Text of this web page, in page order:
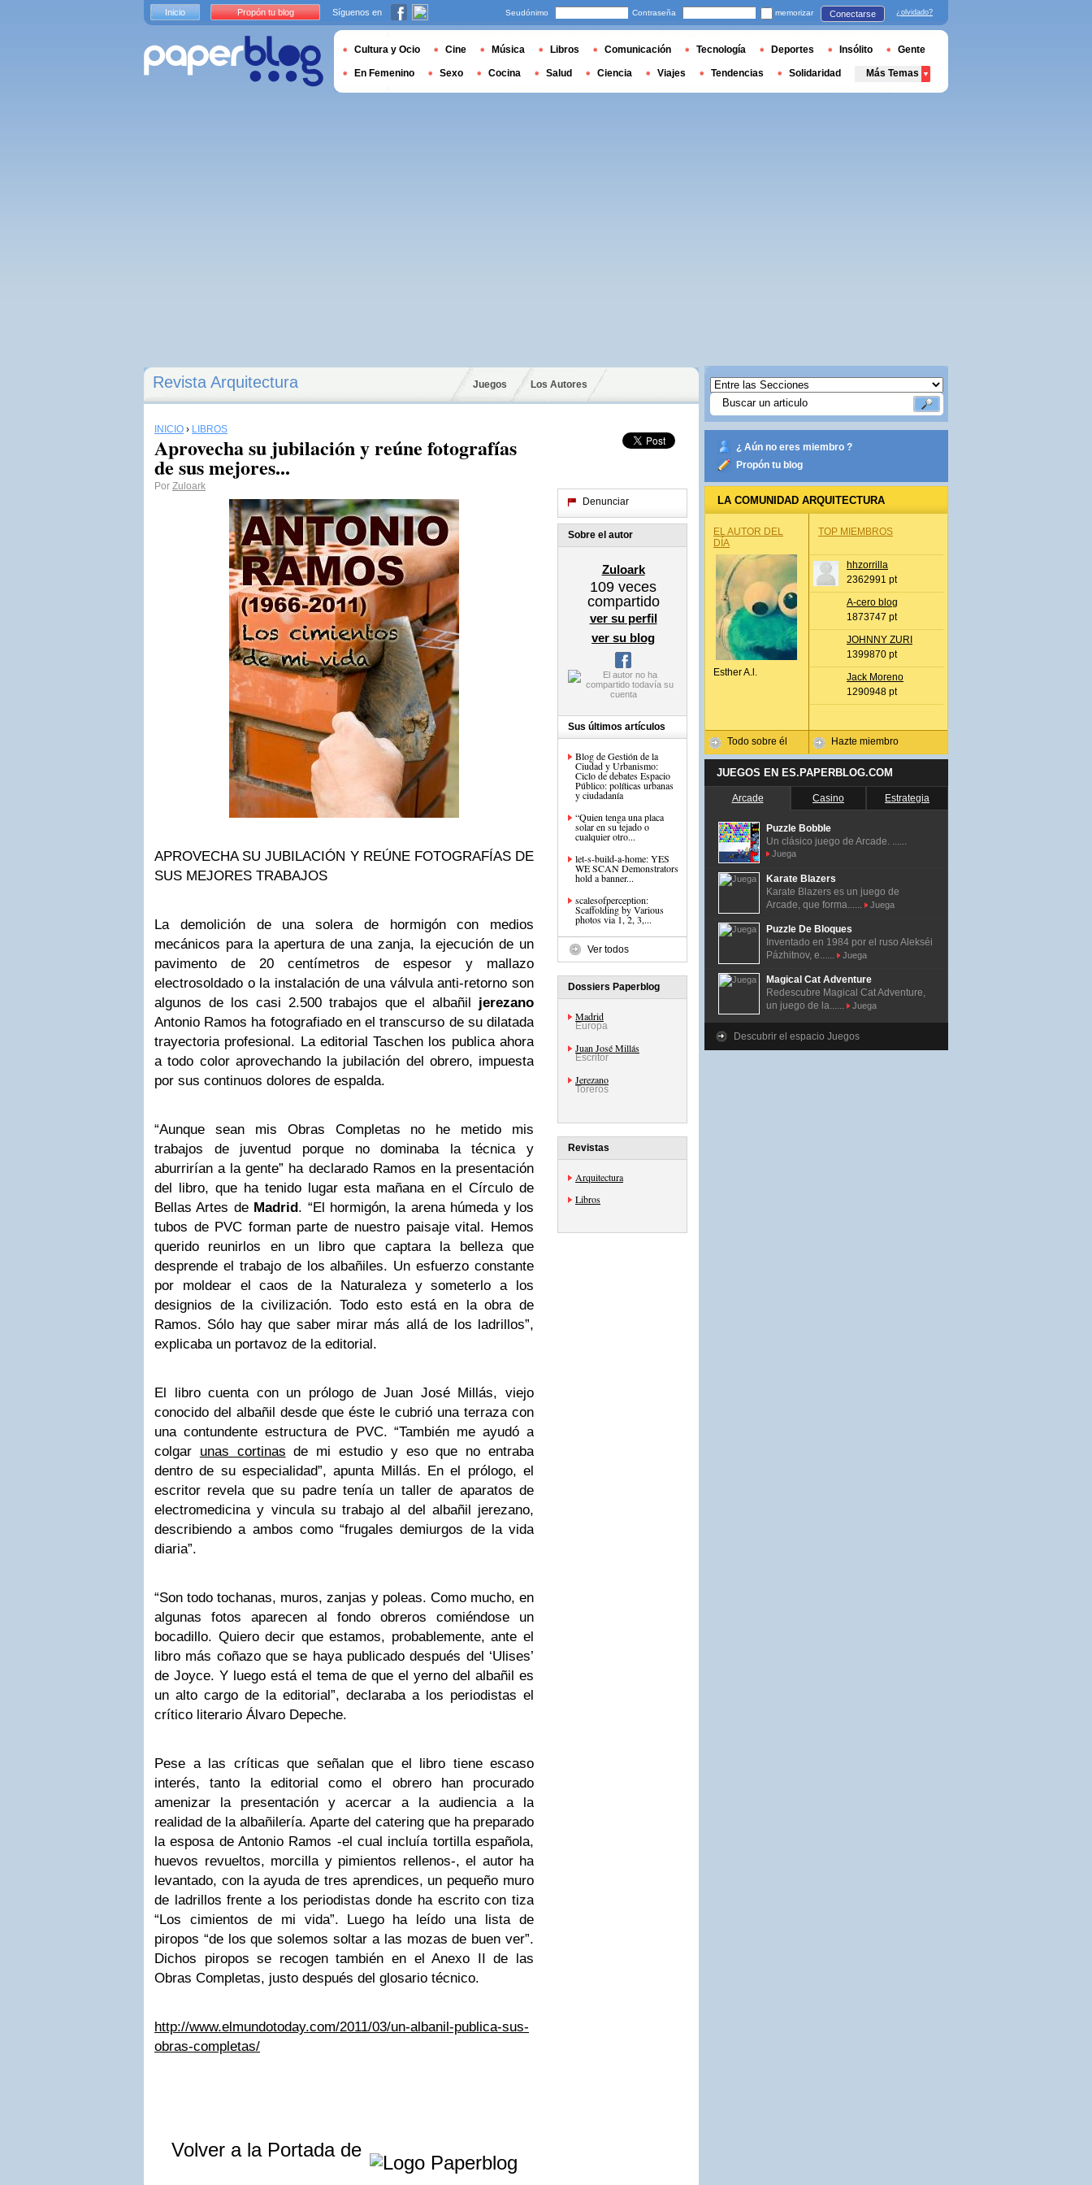
Revista Arquitectura Juegos Los Autores
INICIO › LIBROS
Aprovecha su jubilación y reúne fotografías
de sus mejores...
Por Zuloark
APROVECHA SU JUBILACIÓN Y REÚNE FOTOGRAFÍAS DE
SUS MEJORES TRABAJOS
La demolición de una solera de hormigón con medios
mecánicos para la apertura de una zanja, la ejecución de un
pavimento de 20 centímetros de espesor y mallazo
electrosoldado o la instalación de una válvula anti-retorno son
algunos de los casi 2.500 trabajos que el albañil jerezano
Antonio Ramos ha fotografiado en el transcurso de su dilatada
trayectoria profesional. La editorial Taschen los publica ahora
a todo color aprovechando la jubilación del obrero, impuesta
por sus continuos dolores de espalda.
“Aunque sean mis Obras Completas no he metido mis
trabajos de juventud porque no dominaba la técnica y
aburrirían a la gente” ha declarado Ramos en la presentación
del libro, que ha tenido lugar esta mañana en el Círculo de
Bellas Artes de Madrid. “El hormigón, la arena húmeda y los
tubos de PVC forman parte de nuestro paisaje vital. Hemos
querido reunirlos en un libro que captara la belleza que
desprende el trabajo de los albañiles. Un esfuerzo constante
por moldear el caos de la Naturaleza y someterlo a los
designios de la civilización. Todo esto está en la obra de
Ramos. Sólo hay que saber mirar más allá de los ladrillos”,
explicaba un portavoz de la editorial.
El libro cuenta con un prólogo de Juan José Millás, viejo
conocido del albañil desde que éste le cubrió una terraza con
una contundente estructura de PVC. “También me ayudó a
colgar unas cortinas de mi estudio y eso que no entraba
dentro de su especialidad”, apunta Millás. En el prólogo, el
escritor revela que su padre tenía un taller de aparatos de
electromedicina y vincula su trabajo al del albañil jerezano,
describiendo a ambos como “frugales demiurgos de la vida
diaria”.
“Son todo tochanas, muros, zanjas y poleas. Como mucho, en
algunas fotos aparecen al fondo obreros comiéndose un
bocadillo. Quiero decir que estamos, probablemente, ante el
libro más coñazo que se haya publicado después del ‘Ulises’
de Joyce. Y luego está el tema de que el yerno del albañil es
un alto cargo de la editorial”, declaraba a los periodistas el
crítico literario Álvaro Depeche.
Pese a las críticas que señalan que el libro tiene escaso
interés, tanto la editorial como el obrero han procurado
amenizar la presentación y acercar a la audiencia a la
realidad de la albañilería. Aparte del catering que ha preparado
la esposa de Antonio Ramos -el cual incluía tortilla española,
huevos revueltos, morcilla y pimientos rellenos-, el autor ha
levantado, con la ayuda de tres aprendices, un pequeño muro
de ladrillos frente a los periodistas donde ha escrito con tiza
“Los cimientos de mi vida”. Luego ha leído una lista de
piropos “de los que solemos soltar a las mozas de buen ver”.
Dichos piropos se recogen también en el Anexo II de las
Obras Completas, justo después del glosario técnico.
http://www.elmundotoday.com/2011/03/un-albanil-publica-sus-
obras-completas/
Volver a la Portada de
Denunciar
Sobre el autor
Zuloark
109 veces
compartido
ver su perfil
ver su blog
Sus últimos artículos
Blog de Gestión de la
Ciudad y Urbanismo:
Ciclo de debates Espacio
Público: políticas urbanas
y ciudadanía
“Quien tenga una placa
solar en su tejado o
cualquier otro...
let-s-build-a-home: YES
WE SCAN Demonstrators
hold a banner...
scalesofperception:
Scaffolding by Various
photos via 1, 2, 3,...
Ver todos
Dossiers Paperblog
Madrid
Europa
Juan José Millás
Escritor
Jerezano
Toreros
Revistas
Arquitectura
Libros
¿ Aún no eres miembro ?
Propón tu blog
LA COMUNIDAD ARQUITECTURA
EL AUTOR DEL
DÍA
Esther A.l.
Todo sobre él
TOP MIEMBROS
hhzorrilla
2362991 pt
A-cero blog
1873747 pt
JOHNNY ZURI
1399870 pt
Jack Moreno
1290948 pt
Hazte miembro
JUEGOS EN ES.PAPERBLOG.COM
Arcade Casino Estrategia
Puzzle Bobble
Un clásico juego de Arcade. ......
Juega
Karate Blazers
Karate Blazers es un juego de
Arcade, que forma......
Juega
Puzzle De Bloques
Inventado en 1984 por el ruso Alekséi
Pázhitnov, e......
Juega
Magical Cat Adventure
Redescubre Magical Cat Adventure,
un juego de la......
Juega
Descubrir el espacio Juegos
Inicio Propón tu blog Síguenos en Seudónimo Contraseña memorizar Conectarse ¿olvidado?
Cultura y Ocio Cine Música Libros Comunicación Tecnología Deportes Insólito Gente
En Femenino Sexo Cocina Salud Ciencia Viajes Tendencias Solidaridad Más Temas